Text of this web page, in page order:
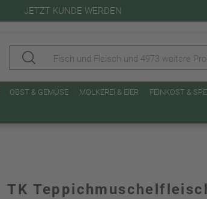
JETZT KUNDE WERDEN
OBST & GEMÜSE MOLKEREI & EIER FEINKOST &
TK